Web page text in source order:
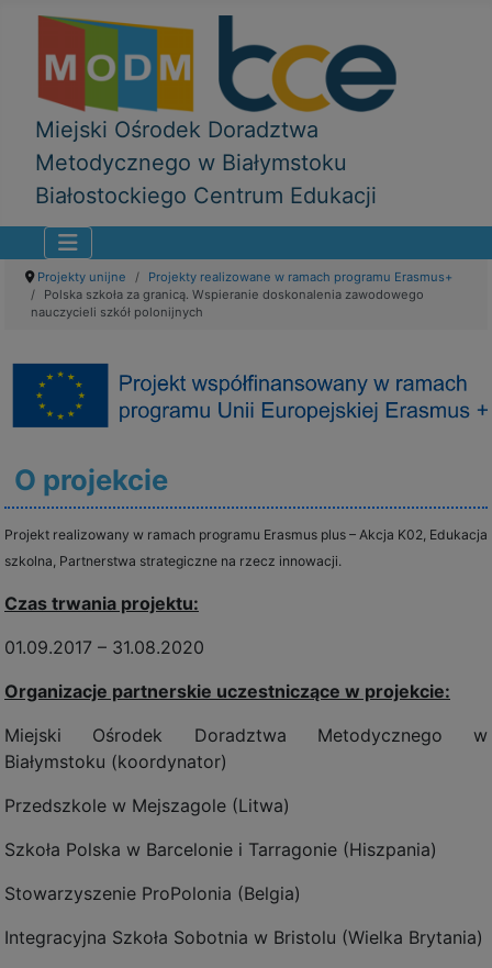
Miejski Ośrodek Doradztwa
Metodycznego w Białymstoku
Białostockiego Centrum Edukacji
Projekty unijne
Projekty realizowane w ramach programu Erasmus+
Polska szkoła za granicą. Wspieranie doskonalenia zawodowego
nauczycieli szkół polonijnych
O projekcie
Projekt realizowany w ramach programu Erasmus plus – Akcja K02, Edukacja
szkolna, Partnerstwa strategiczne na rzecz innowacji.
Czas trwania projektu:
01.09.2017 – 31.08.2020
Organizacje partnerskie uczestniczące w projekcie:
Miejski Ośrodek Doradztwa Metodycznego w
Białymstoku (koordynator)
Przedszkole w Mejszagole (Litwa)
Szkoła Polska w Barcelonie i Tarragonie (Hiszpania)
Stowarzyszenie ProPolonia (Belgia)
Integracyjna Szkoła Sobotnia w Bristolu (Wielka Brytania)